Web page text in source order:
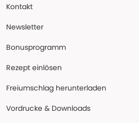
Kontakt
Newsletter
Bonusprogramm
Rezept einlösen
Freiumschlag herunterladen
Vordrucke & Downloads